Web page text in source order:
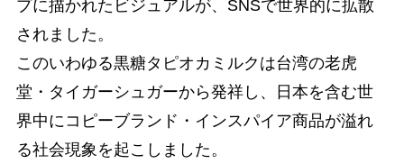
プに描かれたビジュアルが、SNSで世界的に拡散
されました。
このいわゆる黒糖タピオカミルクは台湾の老虎
堂・タイガーシュガーから発祥し、日本を含む世
界中にコピーブランド・インスパイア商品が溢れ
る社会現象を起こしました。